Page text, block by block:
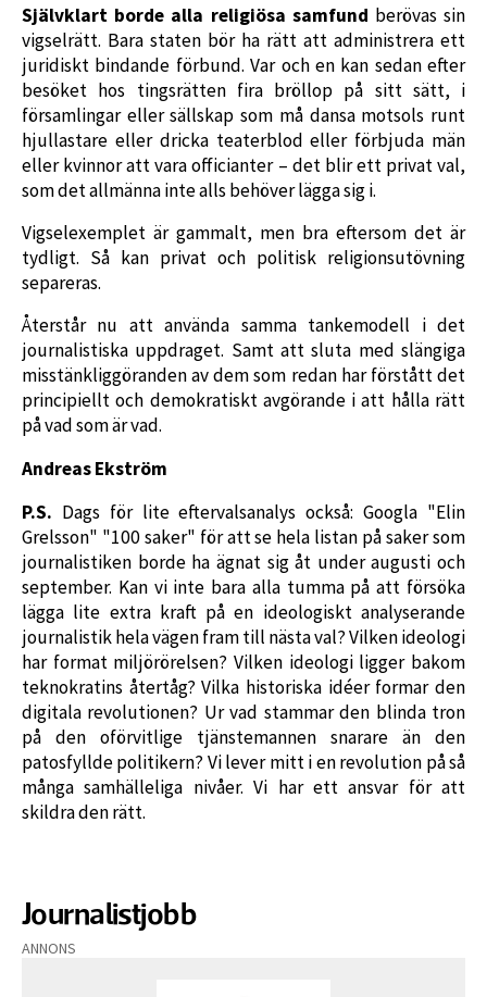
Självklart borde alla religiösa samfund berövas sin
vigselrätt. Bara staten bör ha rätt att administrera ett
juridiskt bindande förbund. Var och en kan sedan efter
besöket hos tingsrätten fira bröllop på sitt sätt, i
församlingar eller sällskap som må dansa motsols runt
hjullastare eller dricka teaterblod eller förbjuda män
eller kvinnor att vara officianter – det blir ett privat val,
som det allmänna inte alls behöver lägga sig i.
Vigselexemplet är gammalt, men bra eftersom det är
tydligt. Så kan privat och politisk religionsutövning
separeras.
Återstår nu att använda samma tankemodell i det
journalistiska uppdraget. Samt att sluta med slängiga
misstänkliggöranden av dem som redan har förstått det
principiellt och demokratiskt avgörande i att hålla rätt
på vad som är vad.
Andreas Ekström
P.S. Dags för lite eftervalsanalys också: Googla "Elin
Grelsson" "100 saker" för att se hela listan på saker som
journalistiken borde ha ägnat sig åt under augusti och
september. Kan vi inte bara alla tumma på att försöka
lägga lite extra kraft på en ideologiskt analyserande
journalistik hela vägen fram till nästa val? Vilken ideologi
har format miljörörelsen? Vilken ideologi ligger bakom
teknokratins återtåg? Vilka historiska idéer formar den
digitala revolutionen? Ur vad stammar den blinda tron
på den oförvitlige tjänstemannen snarare än den
patosfyllde politikern? Vi lever mitt i en revolution på så
många samhälleliga nivåer. Vi har ett ansvar för att
skildra den rätt.
Journalistjobb
ANNONS